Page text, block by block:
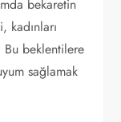
bekaretin
beklentilere
sağlamak